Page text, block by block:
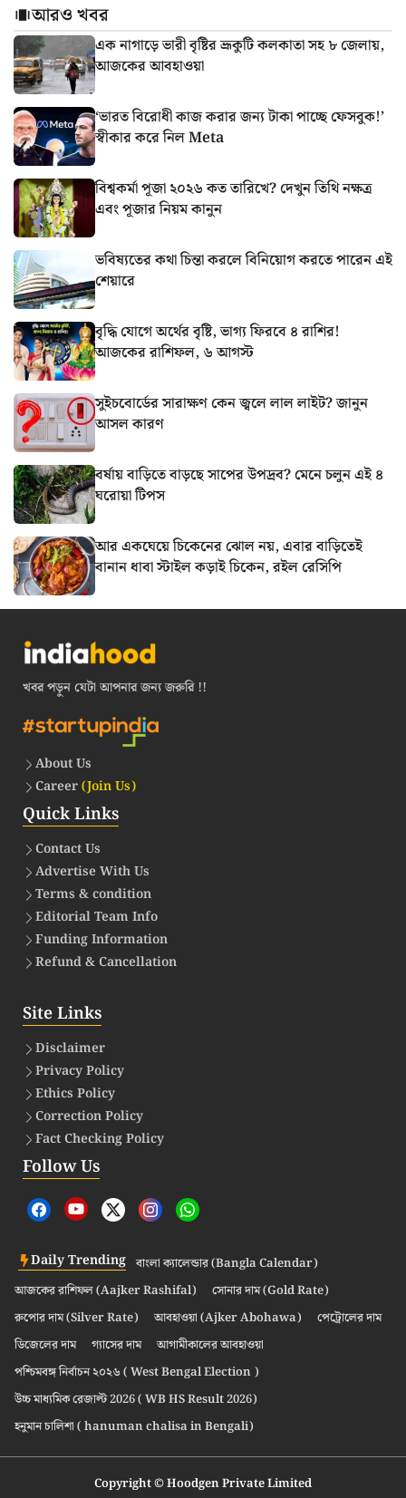
আরও খবর
এক নাগাড়ে ভারী বৃষ্টির ভ্রূকুটি কলকাতা সহ ৮ জেলায়,
আজকের আবহাওয়া
‘ভারত বিরোধী কাজ করার জন্য টাকা পাচ্ছে ফেসবুক!’
স্বীকার করে নিল Meta
বিশ্বকর্মা পূজা ২০২৬ কত তারিখে? দেখুন তিথি নক্ষত্র
এবং পূজার নিয়ম কানুন
ভবিষ্যতের কথা চিন্তা করলে বিনিয়োগ করতে পারেন এই
শেয়ারে
বৃদ্ধি যোগে অর্থের বৃষ্টি, ভাগ্য ফিরবে ৪ রাশির!
আজকের রাশিফল, ৬ আগস্ট
সুইচবোর্ডের সারাক্ষণ কেন জ্বলে লাল লাইট? জানুন
আসল কারণ
বর্ষায় বাড়িতে বাড়ছে সাপের উপদ্রব? মেনে চলুন এই ৪
ঘরোয়া টিপস
আর একঘেয়ে চিকেনের ঝোল নয়, এবার বাড়িতেই
বানান ধাবা স্টাইল কড়াই চিকেন, রইল রেসিপি
খবর পড়ুন যেটা আপনার জন্য জরুরি !!
About Us
Career(Join Us)
Quick Links
Contact Us
Advertise With Us
Terms & condition
Editorial Team Info
Funding Information
Refund & Cancellation
Site Links
Disclaimer
Privacy Policy
Ethics Policy
Correction Policy
Fact Checking Policy
Follow Us
Daily Trending বাংলা ক্যালেন্ডার (Bangla Calendar)
আজকের রাশিফল (Aajker Rashifal)
সোনার দাম (Gold Rate)
রুপোর দাম (Silver Rate)
আবহাওয়া (Ajker Abohawa)
পেট্রোলের দাম
ডিজেলের দাম
গ্যাসের দাম
আগামীকালের আবহাওয়া
পশ্চিমবঙ্গ নির্বাচন ২০২৬ ( West Bengal Election )
উচ্চ মাধ্যমিক রেজাল্ট 2026 ( WB HS Result 2026)
হনুমান চালিশা ( hanuman chalisa in Bengali)
Copyright © Hoodgen Private Limited